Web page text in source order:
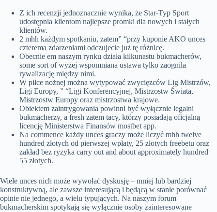
Z ich recenzji jednoznacznie wynika, że Star-Typ Sport
udostępnia klientom najlepsze promki dla nowych i stałych
klientów.
2 mhh każdym spotkaniu, zatem” “przy kuponie AKO unces
czterema zdarzeniami odczujecie już tę różnicę.
Obecnie em naszym rynku działa kilkunastu bukmacherów,
some sort of wyżej wspomniana ustawa tylko zaogniła
rywalizację między nimi.
W piłce nożnej można wytypować zwycięzców Lig Mistrzów,
Ligi Europy, ” “Ligi Konferencyjnej, Mistrzostw Świata,
Mistrzostw Europy oraz mistrzostwa krajowe.
Obiektem zaintrygowania powinni być wyłącznie legalni
bukmacherzy, a fresh zatem tacy, którzy posiadają oficjalną
licencję Ministerstwa Finansów mostbet app.
Na commence każdy unces graczy może liczyć mhh twelve
hundred złotych od pierwszej wpłaty, 25 złotych freebetu oraz
zakład bez ryzyka carry out and about approximately hundred
55 złotych.
Wiele unces nich może wywołać dyskusję – mniej lub bardziej
konstruktywną, ale zawsze interesującą i będącą w stanie porównać
opinie nie jednego, a wielu typujących. Na naszym forum
bukmacherskim spotykają się wyłącznie osoby zainteresowane